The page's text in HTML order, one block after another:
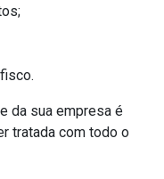
da sua empresa é
tratada com todo o